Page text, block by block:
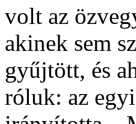
volt az
akinek sem
gyűjtött, és
róluk: az